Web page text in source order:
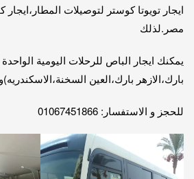
مصر.لذلك
يمكنك ايجار الباص للرحلات اليومية
بارك،الازهر بارك،العين
للحجز و الاستفسار: 01067451866